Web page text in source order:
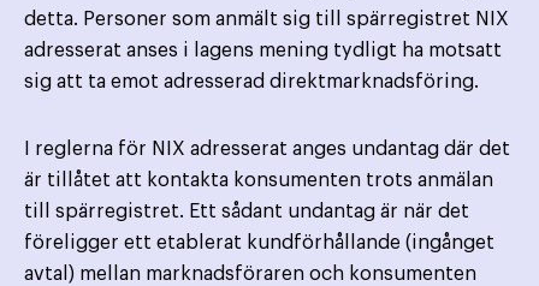
detta. Personer som anmält sig till spärregistret NIX
adresserat anses i lagens mening tydligt ha motsatt
sig att ta emot adresserad direktmarknadsföring.
I reglerna för NIX adresserat anges undantag där det
är tillåtet att kontakta konsumenten trots anmälan
till spärregistret. Ett sådant undantag är när det
föreligger ett etablerat kundförhållande (ingånget
avtal) mellan marknads­föraren och konsumenten